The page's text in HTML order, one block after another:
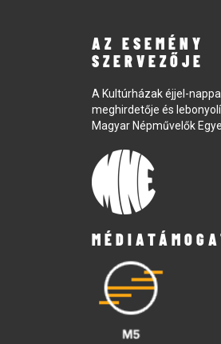
AZ ESEMÉNY
SZERVEZŐJE
A Kultúrházak éjjel-
meghirdetője és
Magyar Népművelők